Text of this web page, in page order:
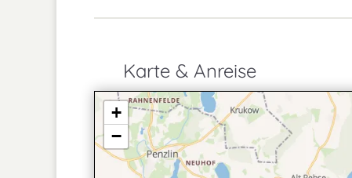
Karte & Anreise
+
−